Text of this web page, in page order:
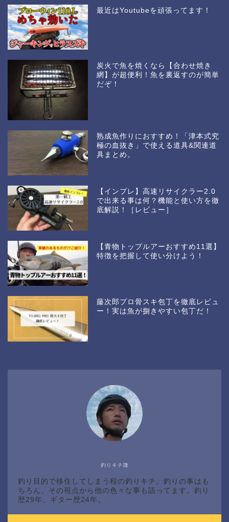
最近はYoutubeを頑張ってます！
炭火で魚を焼くなら【合わせ焼き
網】が超便利！魚を裏返すのが簡単
だぞ！
熟成魚作りにおすすめ！「津本式究
極の血抜き」で使える道具&関連道
具まとめ。
【インプレ】高速リサイクラー2.0
で出来る事は何？機能と使い方を徹
底解説！［レビュー］
【青物トップルアーおすすめ11選】
特徴を把握して使い分けよう！
藤次郎プロ骨スキ包丁を徹底レビュ
ー！実は魚が捌きやすい包丁だ！
釣りキチ隆
釣り目的で移住してしまう程の釣りキチ。釣りの事はも
ちろん、その視点から他の色々な事も語ってます。釣り
歴29年、ギター歴24年。